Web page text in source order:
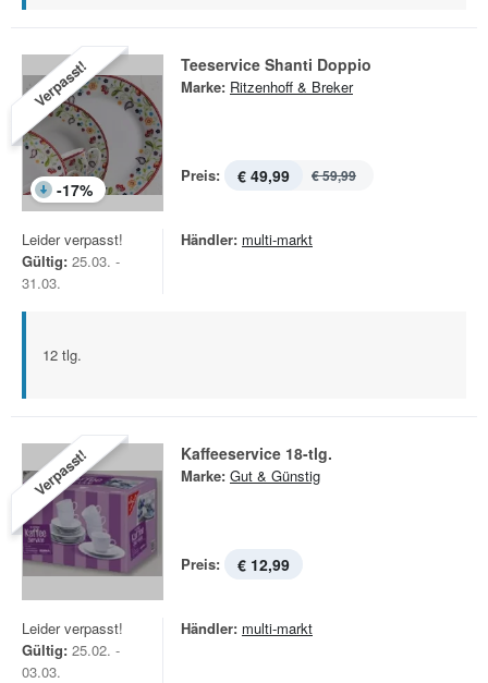
Verpasst!
-17%
Teeservice Shanti Doppio
Marke: Ritzenhoff & Breker
Preis: € 49,99 € 59,99
Leider verpasst!
Gültig: 25.03. -
31.03.
Händler: multi-markt
12 tlg.
Verpasst! Kaffeeservice 18-tlg.
Marke: Gut & Günstig
Preis: € 12,99
Leider verpasst!
Gültig: 25.02. -
03.03.
Händler: multi-markt